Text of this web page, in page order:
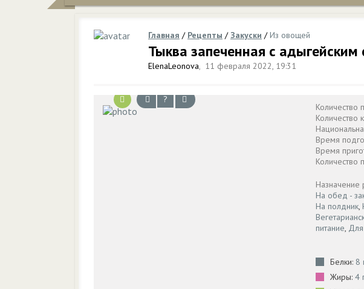
Главная / Рецепты /Закуски /Из овощей
Тыква запеченная с
ElenaLeonova, 11 февраля 2022, 19:31
?
Количество
Количество
Время
Время
Количество
Назначение
На обед -
На полдник,
питание,
Белки: 8
Жиры: 4